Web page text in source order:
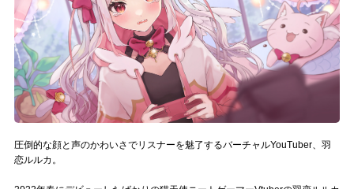
LINK
muevoクラウドファンディング
muevoコミュニティ
ぶいクラ！by muevo
ぶいコミュ！by muevo
ぶいマガ！ by muevo
圧倒的な顔と声のかわいさでリスナーを魅了するバーチャルYouTuber、羽
恋ルルカ。